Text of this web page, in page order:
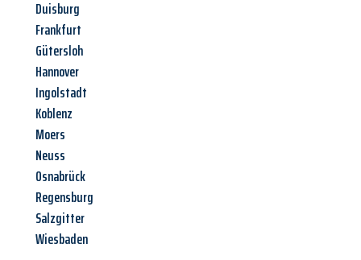
Duisburg
Frankfurt
Gütersloh
Hannover
Ingolstadt
Koblenz
Moers
Neuss
Osnabrück
Regensburg
Salzgitter
Wiesbaden